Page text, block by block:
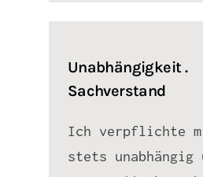
Unabhängigkeit .
Sachverstand
Ich verpflichte
stets unabhängig